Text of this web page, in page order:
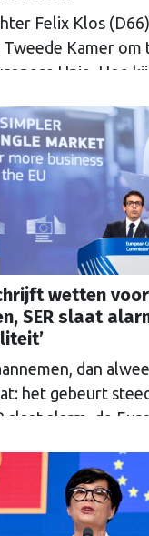
Felix Klos
Tweede Kamer om
Unie. Hoe
van de
wetten
SER slaat
dan
het gebeurt
slaat alarm, de